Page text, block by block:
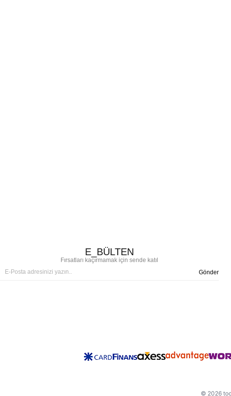
E_BÜLTEN
Fırsatları kaçırmamak için sende katıl
Gönder
© 2026